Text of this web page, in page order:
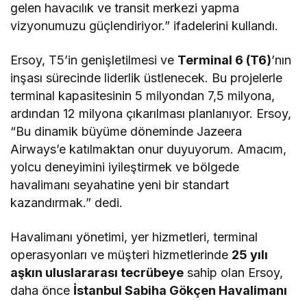
gelen havacılık ve transit merkezi yapma
vizyonumuzu güçlendiriyor.” ifadelerini kullandı.
Ersoy, T5’in genişletilmesi ve Terminal 6 (T6)’nın
inşası sürecinde liderlik üstlenecek. Bu projelerle
terminal kapasitesinin 5 milyondan 7,5 milyona,
ardından 12 milyona çıkarılması planlanıyor. Ersoy,
“Bu dinamik büyüme döneminde Jazeera
Airways’e katılmaktan onur duyuyorum. Amacım,
yolcu deneyimini iyileştirmek ve bölgede
havalimanı seyahatine yeni bir standart
kazandırmak.” dedi.
Havalimanı yönetimi, yer hizmetleri, terminal
operasyonları ve müşteri hizmetlerinde 25 yılı
aşkın uluslararası tecrübeye sahip olan Ersoy,
daha önce İstanbul Sabiha Gökçen Havalimanı